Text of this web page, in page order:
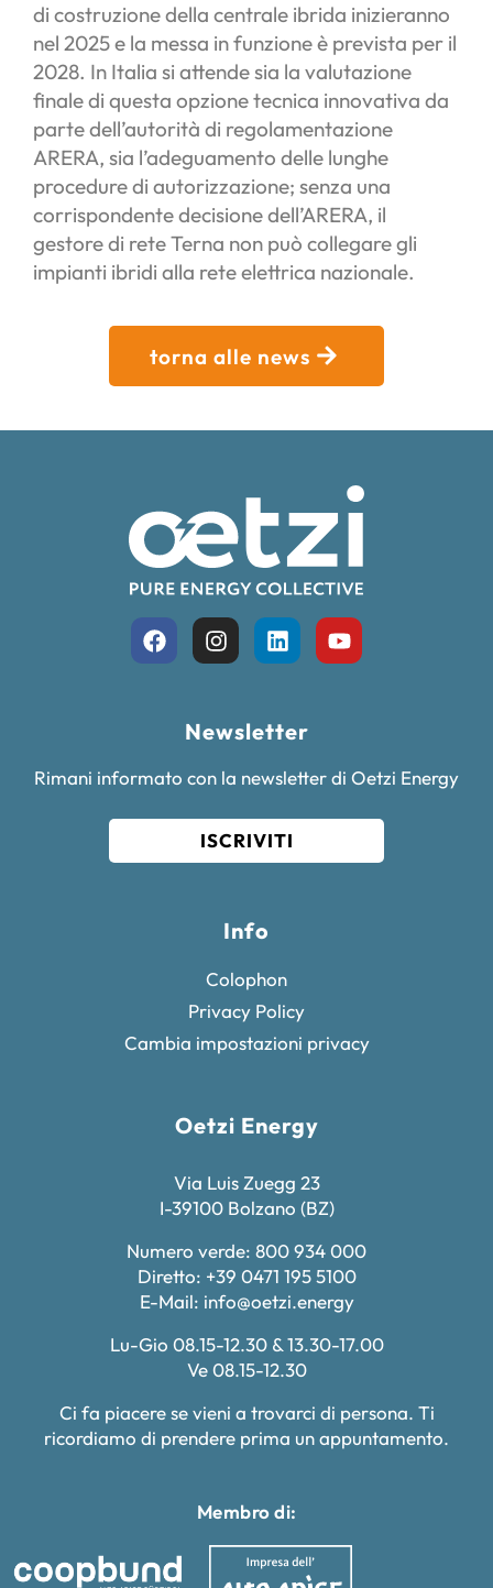
di costruzione della centrale ibrida inizieranno
nel 2025 e la messa in funzione è prevista per il
2028. In Italia si attende sia la valutazione
finale di questa opzione tecnica innovativa da
parte dell’autorità di regolamentazione
ARERA, sia l’adeguamento delle lunghe
procedure di autorizzazione; senza una
corrispondente decisione dell’ARERA, il
gestore di rete Terna non può collegare gli
impianti ibridi alla rete elettrica nazionale.
torna alle news
Newsletter
Rimani informato con la newsletter di Oetzi Energy
ISCRIVITI
Info
Colophon
Privacy Policy
Cambia impostazioni privacy
Oetzi Energy
Via Luis Zuegg 23
I-39100 Bolzano (BZ)
Numero verde: 800 934 000
Diretto: +39 0471 195 5100
E-Mail: info@oetzi.energy
Lu-Gio 08.15-12.30 & 13.30-17.00
Ve 08.15-12.30
Ci fa piacere se vieni a trovarci di persona. Ti
ricordiamo di prendere prima un appuntamento.
Membro di: